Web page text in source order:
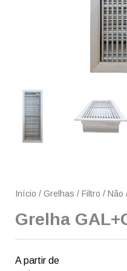
Início / Grelhas / Filtro / Não
Grelha
A partir de